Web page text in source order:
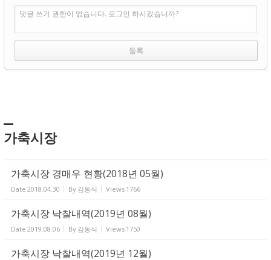
댓글 쓰기 권한이 없습니다. 로그인 하시겠습니까?
가축시장
가축시장 경매우 현황(2018년 05월)
Date 2018.04.30 By 김동식 Views 1766
가축시장 낙찰내역(2019년 08월)
Date 2019.08.06 By 김동식 Views 1750
가축시장 낙찰내역(2019년 12월)